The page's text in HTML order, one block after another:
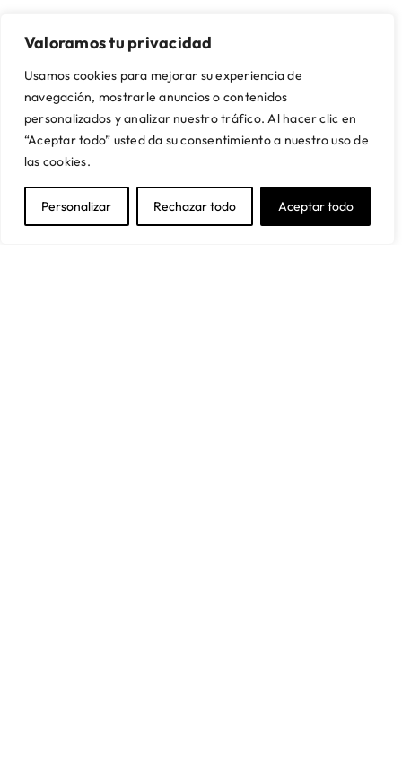
Valoramos tu privacidad
Usamos cookies para mejorar su experiencia de
navegación, mostrarle anuncios o contenidos
personalizados y analizar nuestro tráfico. Al hacer clic en
“Aceptar todo” usted da su consentimiento a nuestro uso de
las cookies.
Personalizar Rechazar todo Aceptar todo
Quienes somos
Servicio de Proyectos
Trabaja con nosotros
Mi cuenta
Envío y montaje
Financiación
Preguntas frecuentes
SUSCRÍBETE A NUESTRA NEWSLETTER
Y obtén un 5% de descuento en tu primera compra